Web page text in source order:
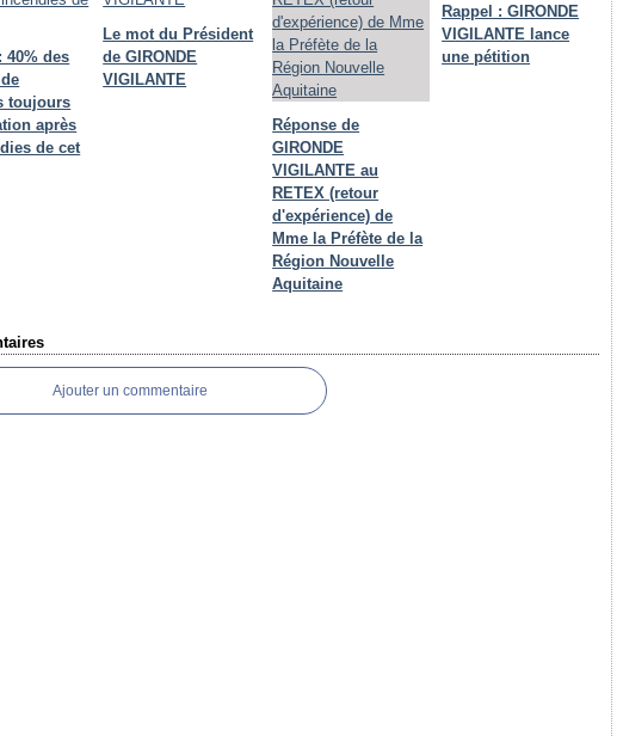
40% des
toujours
après
de cet
Le mot du Président
de GIRONDE
VIGILANTE
Réponse de
GIRONDE
VIGILANTE au
RETEX (retour
d'expérience) de
Mme la Préfète de la
Région Nouvelle
Aquitaine
Rappel : GIRONDE
VIGILANTE lance
une pétition
Ajouter un commentaire